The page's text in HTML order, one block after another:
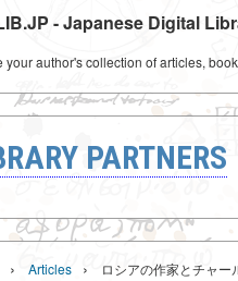
- Japanese Digital
your author's collection of articles,
PARTNERS
› Articles › ロシアの作家とチャー